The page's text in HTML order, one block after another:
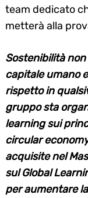
team dedicato
metterà alla
Sostenibilità
capitale umano
rispetto in
gruppo sta
learning sui
circular
acquisite nel
sul Global
per aumentare